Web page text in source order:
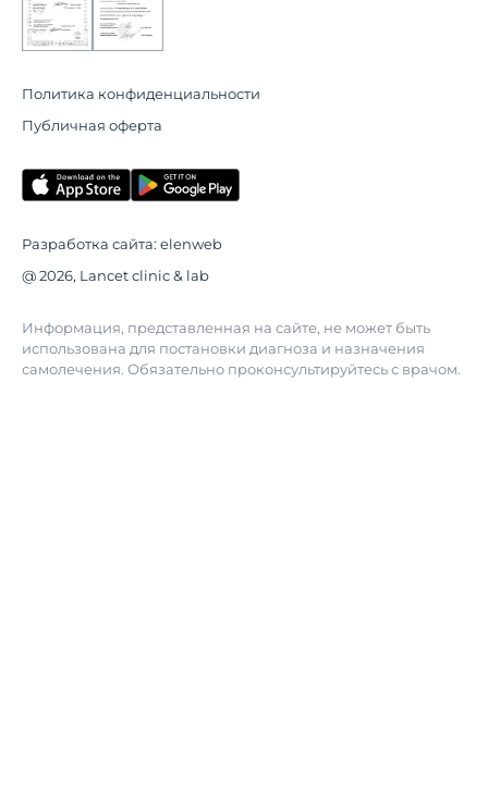
Политика конфиденциальности
Публичная оферта
Разработка сайта: elenweb
@ 2026, Lancet clinic & lab
Информация, представленная на сайте, не может быть
использована для постановки диагноза и назначения
самолечения. Обязательно проконсультируйтесь с врачом.